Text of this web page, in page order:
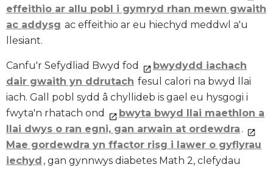
effeithio ar allu pobl i gymryd rhan mewn gwaith
ac addysg ac effeithio ar eu hiechyd meddwl a'u
llesiant.
Canfu'r Sefydliad Bwyd fod
bwydydd iachach
dair gwaith yn ddrutach fesul calori na bwyd llai
iach. Gall pobl sydd â chyllideb is gael eu hysgogi i
fwyta'n rhatach ond
bwyta bwyd llai maethlon a
llai dwys o ran egni, gan arwain at ordewdra .
Mae gordewdra yn ffactor risg i lawer o gyflyrau
iechyd , gan gynnwys diabetes Math 2, clefydau